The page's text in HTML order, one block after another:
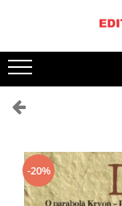
Terapii
Dietoterapie
-20%